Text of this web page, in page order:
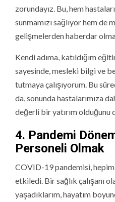
zorundayız. Bu, hem
sunmamızı sağlıyor hem de
gelişmelerden haberdar
Kendi adıma, katıldığım
sayesinde, mesleki bilgi ve
tutmaya çalışıyorum. Bu
da, sonunda hastalarımıza
değerli bir yatırım olduğunu
4. Pandemi
Personeli Olmak
COVID-19 pandemisi,
etkiledi. Bir sağlık çalışanı
yaşadıklarım, hayatım